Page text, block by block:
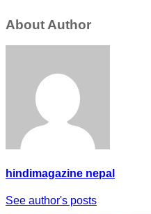
About Author
hindimagazine nepal
See author's posts